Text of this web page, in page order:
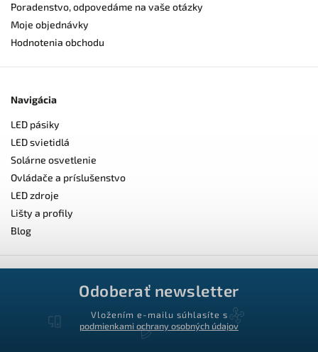
Poradenstvo, odpovedáme na vaše otázky
Moje objednávky
Hodnotenia obchodu
Navigácia
LED pásiky
LED svietidlá
Solárne osvetlenie
Ovládače a príslušenstvo
LED zdroje
Lišty a profily
Blog
Odoberať newsletter
Vložením e-mailu súhlasíte s
podmienkami ochrany osobných údajov